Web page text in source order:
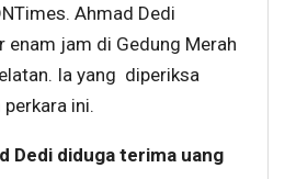
Ahmad Dedi
enam jam di Gedung Merah
Ia yang diperiksa
ini.
Dedi diduga terima uang